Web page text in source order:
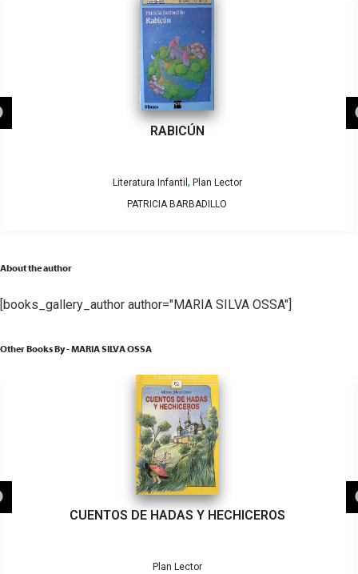
RABICÚN
Literatura Infantil , Plan Lector
PATRICIA BARBADILLO
About the author
[books_gallery_author author="MARIA SILVA OSSA"]
Other Books By - MARIA SILVA OSSA
CUENTOS DE HADAS Y HECHICEROS
Plan Lector